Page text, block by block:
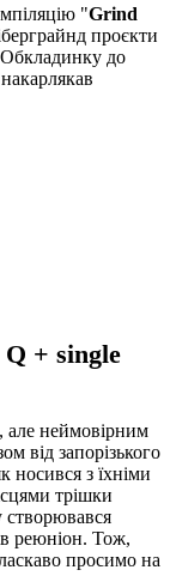
"Grind
проєкти
Обкладинку до
+ single
але неймовірним
від запорізького
носився з їхніми
трішки
створювався
реюніон. Тож,
просимо на